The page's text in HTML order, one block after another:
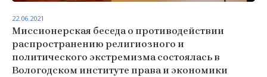
Миссионерская беседа о противодействии
распространению религиозного и
политического экстремизма состоялась в
Вологодском институте права и экономики
22.06.2021